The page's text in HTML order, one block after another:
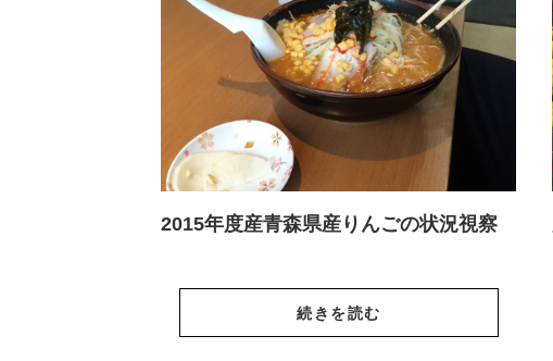
2015年度産青森県産りんごの状況視察
続きを読む